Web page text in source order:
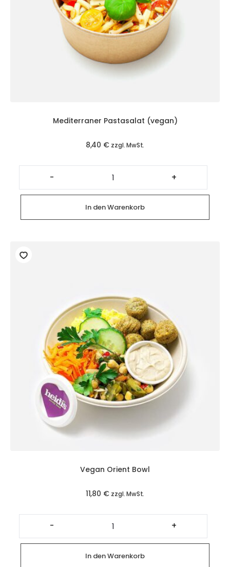
Mediterraner Pastasalat (vegan)
8,40 € zzgl. MwSt.
-
Mediterraner
Pastasalat
(vegan)
Menge
+
In den Warenkorb
Vegan Orient Bowl
11,80 € zzgl. MwSt.
-
Vegan
Orient
Bowl
Menge
+
In den Warenkorb